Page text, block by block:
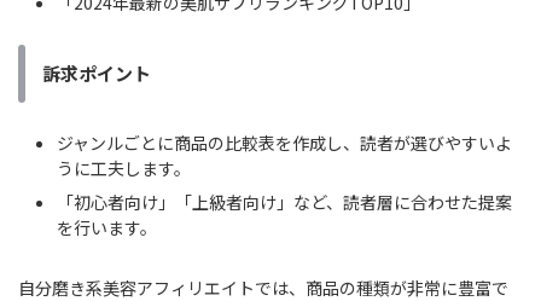
訴求ポイント
ジャンルごとに商品の比較表を作成し、読者が選びやすいよ
うに工夫します。
「初心者向け」「上級者向け」など、読者層に合わせた提案
を行います。
自分磨き系美容アフィリエイトでは、商品の種類が非常に豊富で